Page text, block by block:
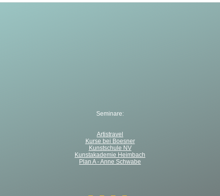
Seminare:
Artistravel
Kurse bei Boesner
Kunstschule NV
Kunstakademie Heimbach
Plan A - Anne Schwabe